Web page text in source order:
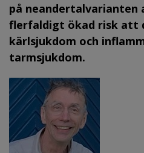
på neandertalvarianten
flerfaldigt ökad risk att
kärlsjukdom och
tarmsjukdom.